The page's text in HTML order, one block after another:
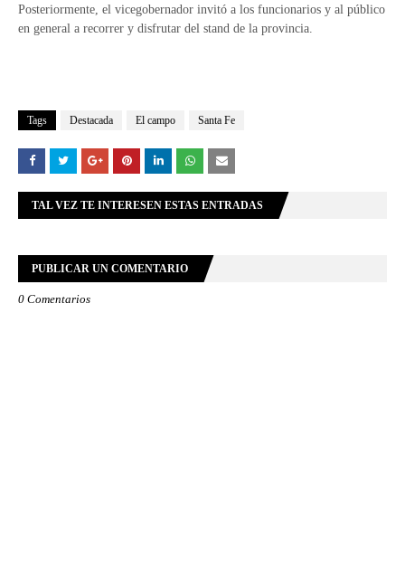
Posteriormente, el vicegobernador invitó a los funcionarios y al público
en general a recorrer y disfrutar del stand de la provincia.
Tags Destacada El campo Santa Fe
TAL VEZ TE INTERESEN ESTAS ENTRADAS
PUBLICAR UN COMENTARIO
0 Comentarios